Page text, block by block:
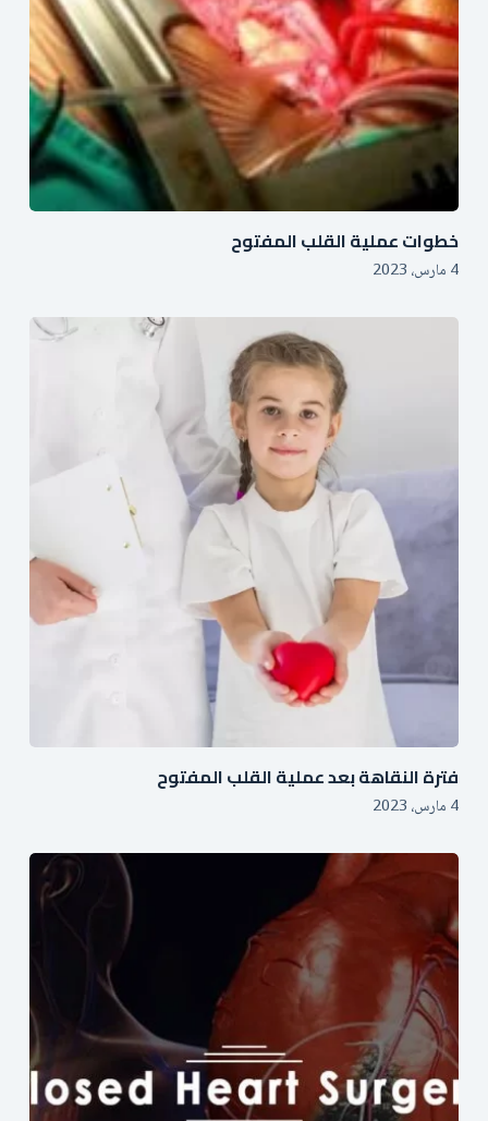
خطوات عملية القلب المفتوح
4 مارس، 2023
فترة النقاهة بعد عملية القلب المفتوح
4 مارس، 2023